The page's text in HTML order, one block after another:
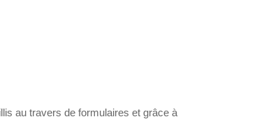
au travers de formulaires et grâce à